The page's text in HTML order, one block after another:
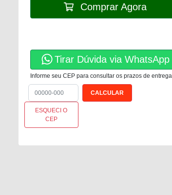
Comprar Agora
Tirar Dúvida via WhatsApp
Informe seu CEP para consultar os prazos de entrega
ESQUECI O
CEP